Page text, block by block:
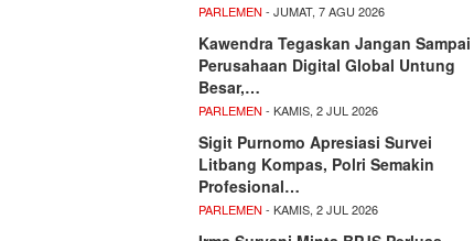
PARLEMEN - JUMAT, 7 AGU 2026
Kawendra Tegaskan Jangan Sampai
Perusahaan Digital Global Untung
Besar,…
PARLEMEN - KAMIS, 2 JUL 2026
Sigit Purnomo Apresiasi Survei
Litbang Kompas, Polri Semakin
Profesional…
PARLEMEN - KAMIS, 2 JUL 2026